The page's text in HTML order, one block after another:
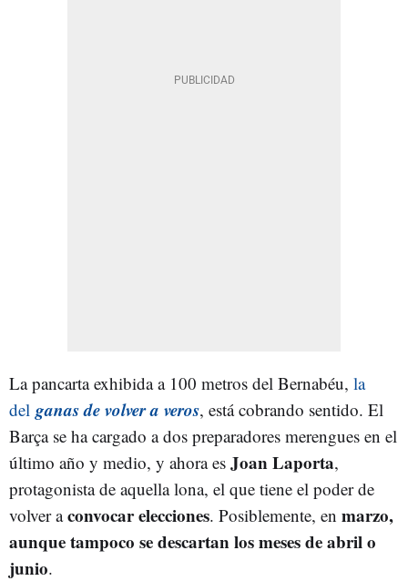
La pancarta exhibida a 100 metros del Bernabéu, la
del ganas de volver a veros, está cobrando sentido. El
Barça se ha cargado a dos preparadores merengues en el
último año y medio, y ahora es Joan Laporta,
protagonista de aquella lona, el que tiene el poder de
volver aconvocar elecciones. Posiblemente, en marzo,
aunque tampoco se descartan los meses de abrilo
junio.